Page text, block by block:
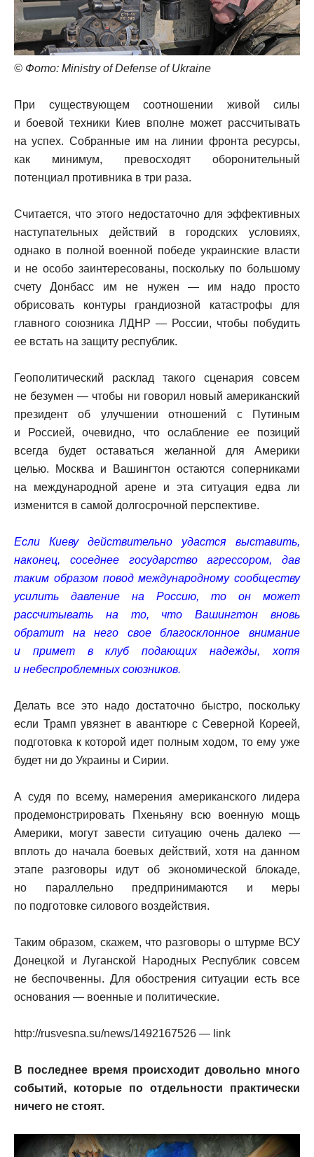
© Фото: Ministry of Defense of Ukraine
При существующем соотношении живой силы
и боевой техники Киев вполне может рассчитывать
на успех. Собранные им на линии фронта ресурсы,
как минимум, превосходят оборонительный
потенциал противника в три раза.
Считается, что этого недостаточно для эффективных
наступательных действий в городских условиях,
однако в полной военной победе украинские власти
и не особо заинтересованы, поскольку по большому
счету Донбасс им не нужен — им надо просто
обрисовать контуры грандиозной катастрофы для
главного союзника ЛДНР — России, чтобы побудить
ее встать на защиту республик.
Геополитический расклад такого сценария совсем
не безумен — чтобы ни говорил новый американский
президент об улучшении отношений с Путиным
и Россией, очевидно, что ослабление ее позиций
всегда будет оставаться желанной для Америки
целью. Москва и Вашингтон остаются соперниками
на международной арене и эта ситуация едва ли
изменится в самой долгосрочной перспективе.
Если Киеву действительно удастся выставить,
наконец, соседнее государство агрессором, дав
таким образом повод международному сообществу
усилить давление на Россию, то он может
рассчитывать на то, что Вашингтон вновь
обратит на него свое благосклонное внимание
и примет в клуб подающих надежды, хотя
и небеспроблемных союзников.
Делать все это надо достаточно быстро, поскольку
если Трамп увязнет в авантюре с Северной Кореей,
подготовка к которой идет полным ходом, то ему уже
будет ни до Украины и Сирии.
А судя по всему, намерения американского лидера
продемонстрировать Пхеньяну всю военную мощь
Америки, могут завести ситуацию очень далеко —
вплоть до начала боевых действий, хотя на данном
этапе разговоры идут об экономической блокаде,
но параллельно предпринимаются и меры
по подготовке силового воздействия.
Таким образом, скажем, что разговоры о штурме ВСУ
Донецкой и Луганской Народных Республик совсем
не беспочвенны. Для обострения ситуации есть все
основания — военные и политические.
http://rusvesna.su/news/1492167526 — link
В последнее время происходит довольно много
событий, которые по отдельности практически
ничего не стоят.